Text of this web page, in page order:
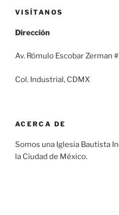
VISÍTANOS
Dirección
Av. Rómulo Escobar Zerman
Col. Industrial, CDMX
ACERCA DE
Somos una Iglesia Bautista
la Ciudad de México.